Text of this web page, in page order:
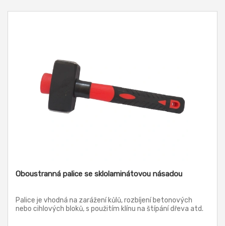
Oboustranná palice se sklolaminátovou násadou
Palice je vhodná na zarážení kůlů, rozbíjení betonových
nebo cihlových bloků, s použitím klínu na štípání dřeva atd.